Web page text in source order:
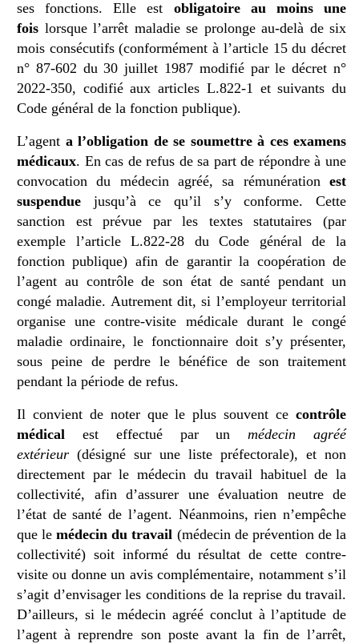
ses fonctions. Elle est
obligatoire au moins une
fois lorsque l’arrêt maladie se prolonge au-delà de six
mois consécutifs (conformément à l’article 15 du décret
n° 87-602 du 30 juillet 1987 modifié par le décret n°
2022-350, codifié aux articles L.822-1 et suivants du
Code général de la fonction publique).
L’agent a l’obligation de se soumettre à ces examens
médicaux. En cas de refus de sa part de répondre à une
convocation du médecin agréé, sa rémunération est
suspendue
jusqu’à ce qu’il s’y conforme. Cette
sanction est prévue par les textes statutaires (par
exemple l’article L.822-28 du Code général de la
fonction publique) afin de garantir la coopération de
l’agent au contrôle de son état de santé pendant un
congé maladie. Autrement dit, si l’employeur territorial
organise une contre-visite médicale durant le congé
maladie ordinaire, le fonctionnaire doit s’y présenter,
sous peine de perdre le bénéfice de son traitement
pendant la période de refus.
Il convient de noter que le plus souvent ce contrôle
médical
est effectué par un
médecin agréé
extérieur (désigné sur une liste préfectorale), et non
directement par le médecin du travail habituel de la
collectivité, afin d’assurer une évaluation neutre de
l’état de santé de l’agent. Néanmoins, rien n’empêche
que le médecin du travail (médecin de prévention de la
collectivité) soit informé du résultat de cette contre-
visite ou donne un avis complémentaire, notamment s’il
s’agit d’envisager les conditions de la reprise du travail.
D’ailleurs, si le médecin agréé conclut à l’aptitude de
l’agent à reprendre son poste avant la fin de l’arrêt,